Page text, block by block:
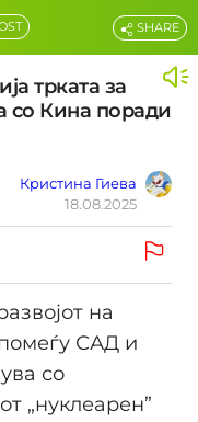
трката за
со Кина поради
Кристина Гиева
18.08.2025
SHARE
на
САД и
со
„нуклеарен”